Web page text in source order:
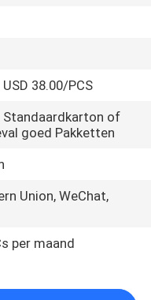
USD 38.00/PCS
Standaardkarton of
goed Pakketten
Union, WeChat,
per maand